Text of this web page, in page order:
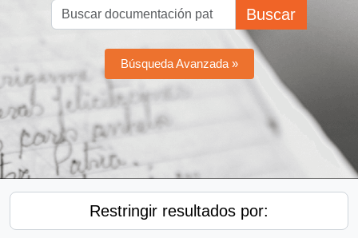
Buscar
Búsqueda Avanzada »
Restringir resultados por: